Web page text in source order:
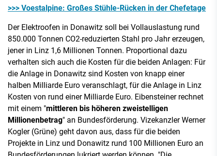
>>> Voestalpine: Großes Stühle-Rücken in der Chefetage
Der Elektroofen in Donawitz soll bei Vollauslastung rund
850.000 Tonnen CO2-reduzierten Stahl pro Jahr erzeugen,
jener in Linz 1,6 Millionen Tonnen. Proportional dazu
verhalten sich auch die Kosten für die beiden Anlagen: Für
die Anlage in Donawitz sind Kosten von knapp einer
halben Milliarde Euro veranschlagt, für die Anlage in Linz
Kosten von rund einer Milliarde Euro. Eibensteiner rechnet
mit einem "mittleren bis höheren zweistelligen
Millionenbetrag" an Bundesförderung. Vizekanzler Werner
Kogler (Grüne) geht davon aus, dass für die beiden
Projekte in Linz und Donawitz rund 100 Millionen Euro an